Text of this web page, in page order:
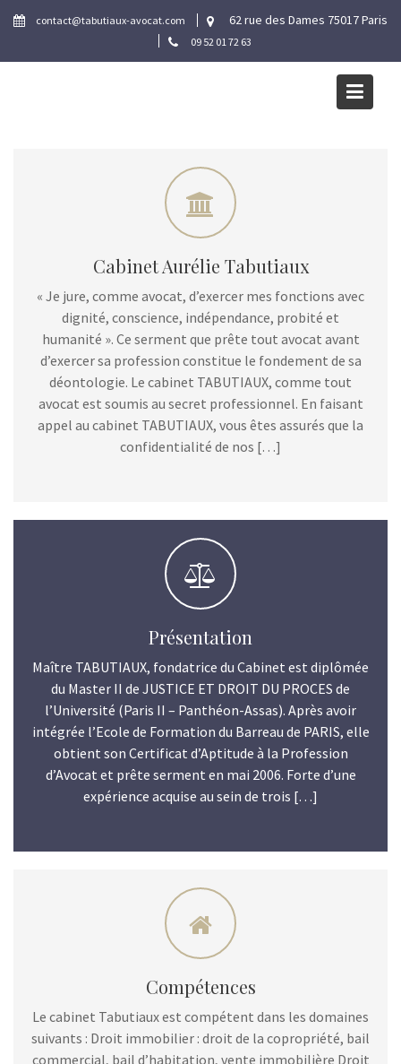
Skip
contact@tabutiaux-avocat.com 62 rue des Dames 75017 Paris
09 52 01 72 63
Cabinet Aurélie Tabutiaux
« Je jure, comme avocat, d’exercer mes fonctions avec
dignité, conscience, indépendance, probité et
humanité ». Ce serment que prête tout avocat avant
d’exercer sa profession constitue le fondement de sa
déontologie. Le cabinet TABUTIAUX, comme tout
avocat est soumis au secret professionnel. En faisant
appel au cabinet TABUTIAUX, vous êtes assurés que la
confidentialité de nos […]
Présentation
Maître TABUTIAUX, fondatrice du Cabinet est diplômée
du Master II de JUSTICE ET DROIT DU PROCES de
l’Université (Paris II – Panthéon-Assas). Après avoir
intégrée l’Ecole de Formation du Barreau de PARIS, elle
obtient son Certificat d’Aptitude à la Profession
d’Avocat et prête serment en mai 2006. Forte d’une
expérience acquise au sein de trois […]
Compétences
Le cabinet Tabutiaux est compétent dans les domaines
suivants : Droit immobilier : droit de la copropriété, bail
commercial, bail d’habitation, vente immobilière Droit